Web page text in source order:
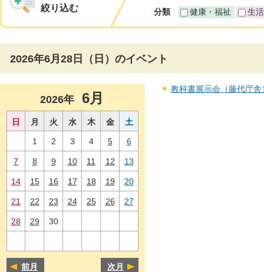
絞り込む
分類 健康・福祉 生活
2026年6月28日（日）のイベント
2026年 6月
日 月 火 水 木 金 土
1 2 3 4 5 6
7 8 9 10 11 12 13
14 15 16 17 18 19 20
21 22 23 24 25 26 27
28 29 30
前月 次月
教科書展示会（藤代庁